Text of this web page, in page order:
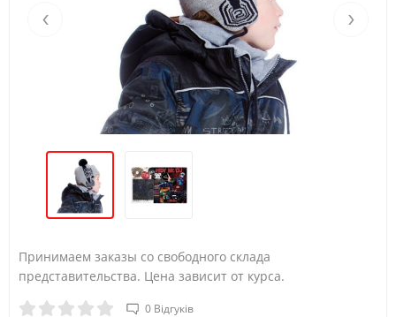
‹ ›
Принимаем заказы со свободного склада
представительства. Цена зависит от курса​.
0 Відгуків